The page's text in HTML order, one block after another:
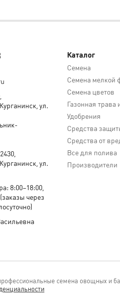
Каталог
Семена
Семена мелкой
Семена цветов
Газонная трава
Удобрения
Средства
Средства от
Все для полива
Производители
ул.
ул.
8:00–18:00,
через
семена овощных и